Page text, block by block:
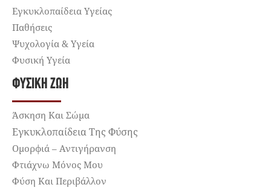
Εγκυκλοπαίδεια Υγείας
Παθήσεις
Ψυχολογία & Υγεία
Φυσική Υγεία
ΦΥΣΙΚΉ ΖΩΉ
Άσκηση Και Σώμα
Εγκυκλοπαίδεια Της Φύσης
Ομορφιά – Αντιγήρανση
Φτιάχνω Μόνος Μου
Φύση Και Περιβάλλον